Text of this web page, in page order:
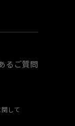
るご質問
して